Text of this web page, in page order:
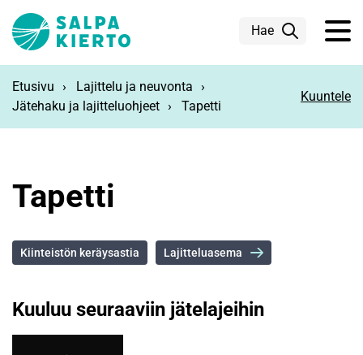
Hae
Etusivu
Lajittelu ja neuvonta
Jätehaku ja lajitteluohjeet
Tapetti
Kuuntele
Tapetti
Kiinteistön keräysastia Lajitteluasema
Kuuluu seuraaviin jätelajeihin